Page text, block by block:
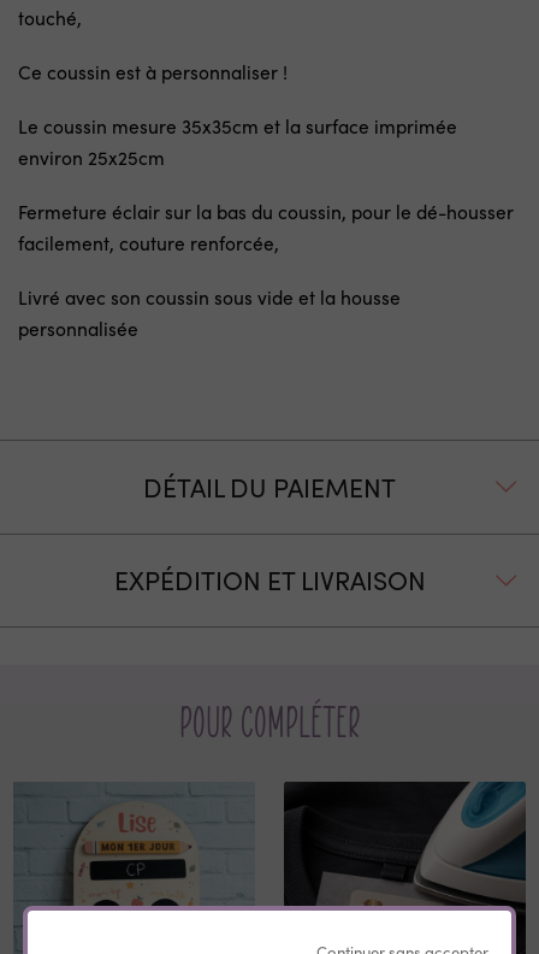
touché,
Ce coussin est à personnaliser !
Le coussin mesure 35x35cm et la surface imprimée
environ 25x25cm
Fermeture éclair sur la bas du coussin, pour le dé-housser
facilement, couture renforcée,
Livré avec son coussin sous vide et la housse
personnalisée
DÉTAIL DU PAIEMENT
EXPÉDITION ET LIVRAISON
Pour compléter